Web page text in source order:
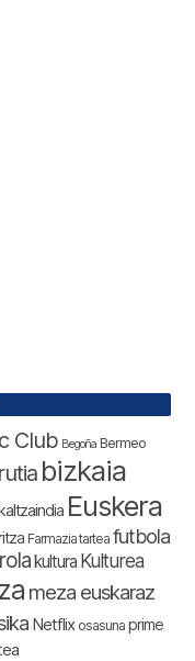
Club Begoña Bermeo
bizkaia
Euskera
Farmazia tartea futbola
kultura Kulturea
meza euskaraz
Netflix osasuna prime